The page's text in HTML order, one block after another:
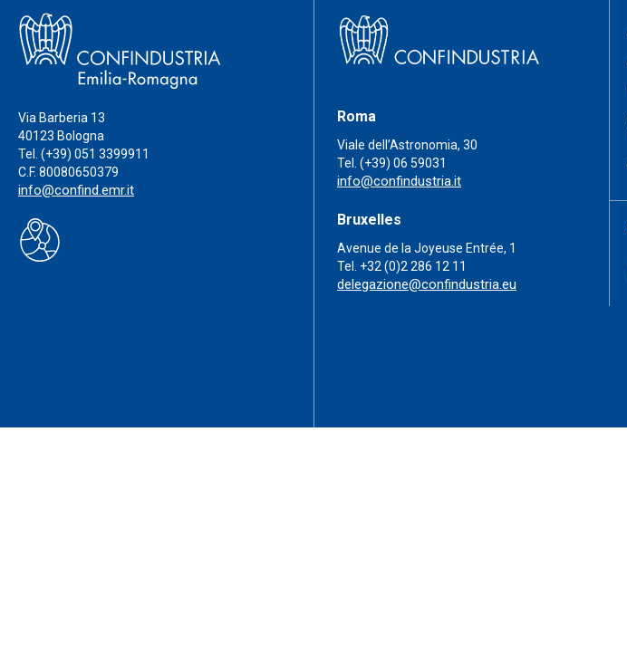
Via Barberia 13
40123 Bologna
Tel. (+39) 051 3399911
C.F. 80080650379
info@confind.emr.it
Roma
Viale dell’Astronomia, 30
Tel. (+39) 06 59031
info@confindustria.it
Bruxelles
Avenue de la Joyeuse Entrée, 1
Tel. +32 (0)2 286 12 11
delegazione@confindustria.eu